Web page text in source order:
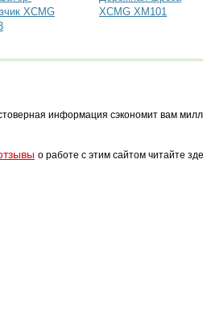
XCMG
XCMG XM101
информация сэкономит вам
о работе с этим сайтом читайте